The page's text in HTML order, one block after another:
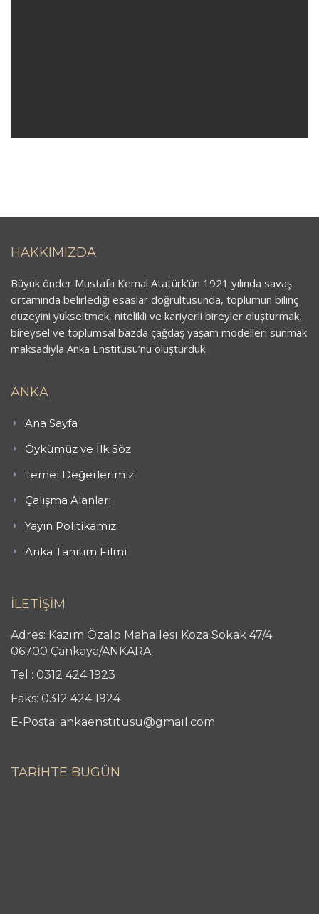
HAKKIMIZDA
Büyük önder Mustafa Kemal Atatürk’ün 1921 yılında savaş
ortamında belirlediği esaslar doğrultusunda, toplumun bilinç
düzeyini yükseltmek, nitelikli ve kariyerli bireyler oluşturmak,
bireysel ve toplumsal bazda çağdaş yaşam modelleri sunmak
maksadıyla Anka Enstitüsü’nü oluşturduk.
ANKA
Ana Sayfa
Öykümüz ve İlk Söz
Temel Değerlerimiz
Çalışma Alanları
Yayın Politikamız
Anka Tanıtım Filmi
İLETİŞİM
Adres: Kazım Özalp Mahallesi Koza Sokak 47/4
06700 Çankaya/ANKARA
Tel : 0312 424 1923
Faks: 0312 424 1924
E-Posta: ankaenstitusu@gmail.com
TARİHTE BUGÜN